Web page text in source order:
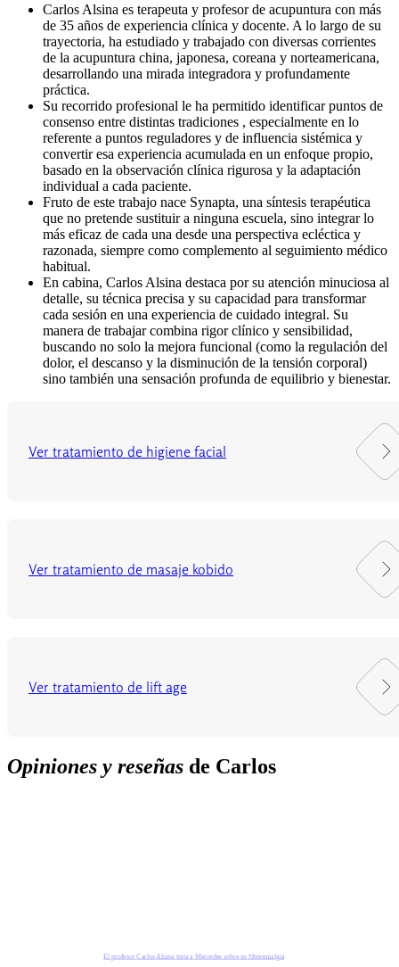
Carlos Alsina es terapeuta y profesor de acupuntura con más
de 35 años de experiencia clínica y docente. A lo largo de su
trayectoria, ha estudiado y trabajado con diversas corrientes
de la acupuntura china, japonesa, coreana y norteamericana,
desarrollando una mirada integradora y profundamente
práctica.
Su recorrido profesional le ha permitido identificar puntos de
consenso entre distintas tradiciones , especialmente en lo
referente a puntos reguladores y de influencia sistémica y
convertir esa experiencia acumulada en un enfoque propio,
basado en la observación clínica rigurosa y la adaptación
individual a cada paciente.
Fruto de este trabajo nace Synapta, una síntesis terapéutica
que no pretende sustituir a ninguna escuela, sino integrar lo
más eficaz de cada una desde una perspectiva ecléctica y
razonada, siempre como complemento al seguimiento médico
habitual.
En cabina, Carlos Alsina destaca por su atención minuciosa al
detalle, su técnica precisa y su capacidad para transformar
cada sesión en una experiencia de cuidado integral. Su
manera de trabajar combina rigor clínico y sensibilidad,
buscando no solo la mejora funcional (como la regulación del
dolor, el descanso y la disminución de la tensión corporal)
sino también una sensación profunda de equilibrio y bienestar.
Ver tratamiento de higiene facial
Ver tratamiento de masaje kobido
Ver tratamiento de lift age
Opiniones y reseñas de Carlos
El profesor Carlos Alsina trata a Mercedes sobre su fibriomialgia